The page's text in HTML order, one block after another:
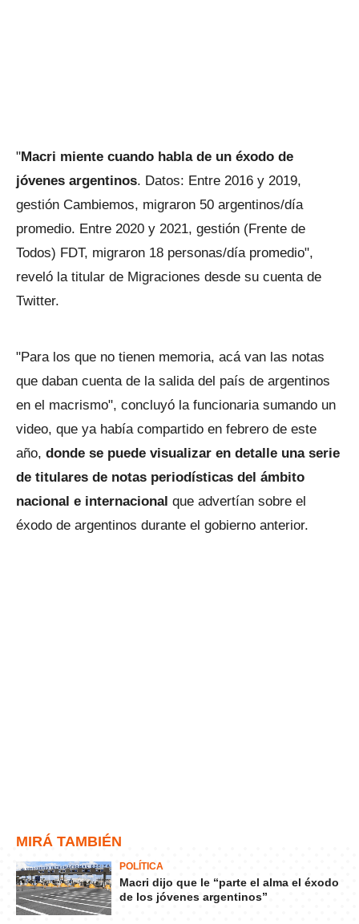
"Macri miente cuando habla de un éxodo de
jóvenes argentinos. Datos: Entre 2016 y 2019,
gestión Cambiemos, migraron 50 argentinos/día
promedio. Entre 2020 y 2021, gestión (Frente de
Todos) FDT, migraron 18 personas/día promedio",
reveló la titular de Migraciones desde su cuenta de
Twitter.
"Para los que no tienen memoria, acá van las notas
que daban cuenta de la salida del país de argentinos
en el macrismo", concluyó la funcionaria sumando un
video, que ya había compartido en febrero de este
año, donde se puede visualizar en detalle una serie
de titulares de notas periodísticas del ámbito
nacional e internacional que advertían sobre el
éxodo de argentinos durante el gobierno anterior.
MIRÁ TAMBIÉN
POLÍTICA
Macri dijo que le “parte el alma el éxodo
de los jóvenes argentinos”